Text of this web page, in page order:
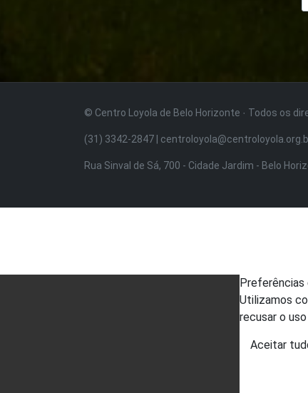
© Centro Loyola de Belo Horizonte · Todos os
(31) 3342-2847 |
Rua Sinval de Sá, 700 - Cidade Jardim - Belo
Preferências
Utilizamos
recusar o
Aceitar